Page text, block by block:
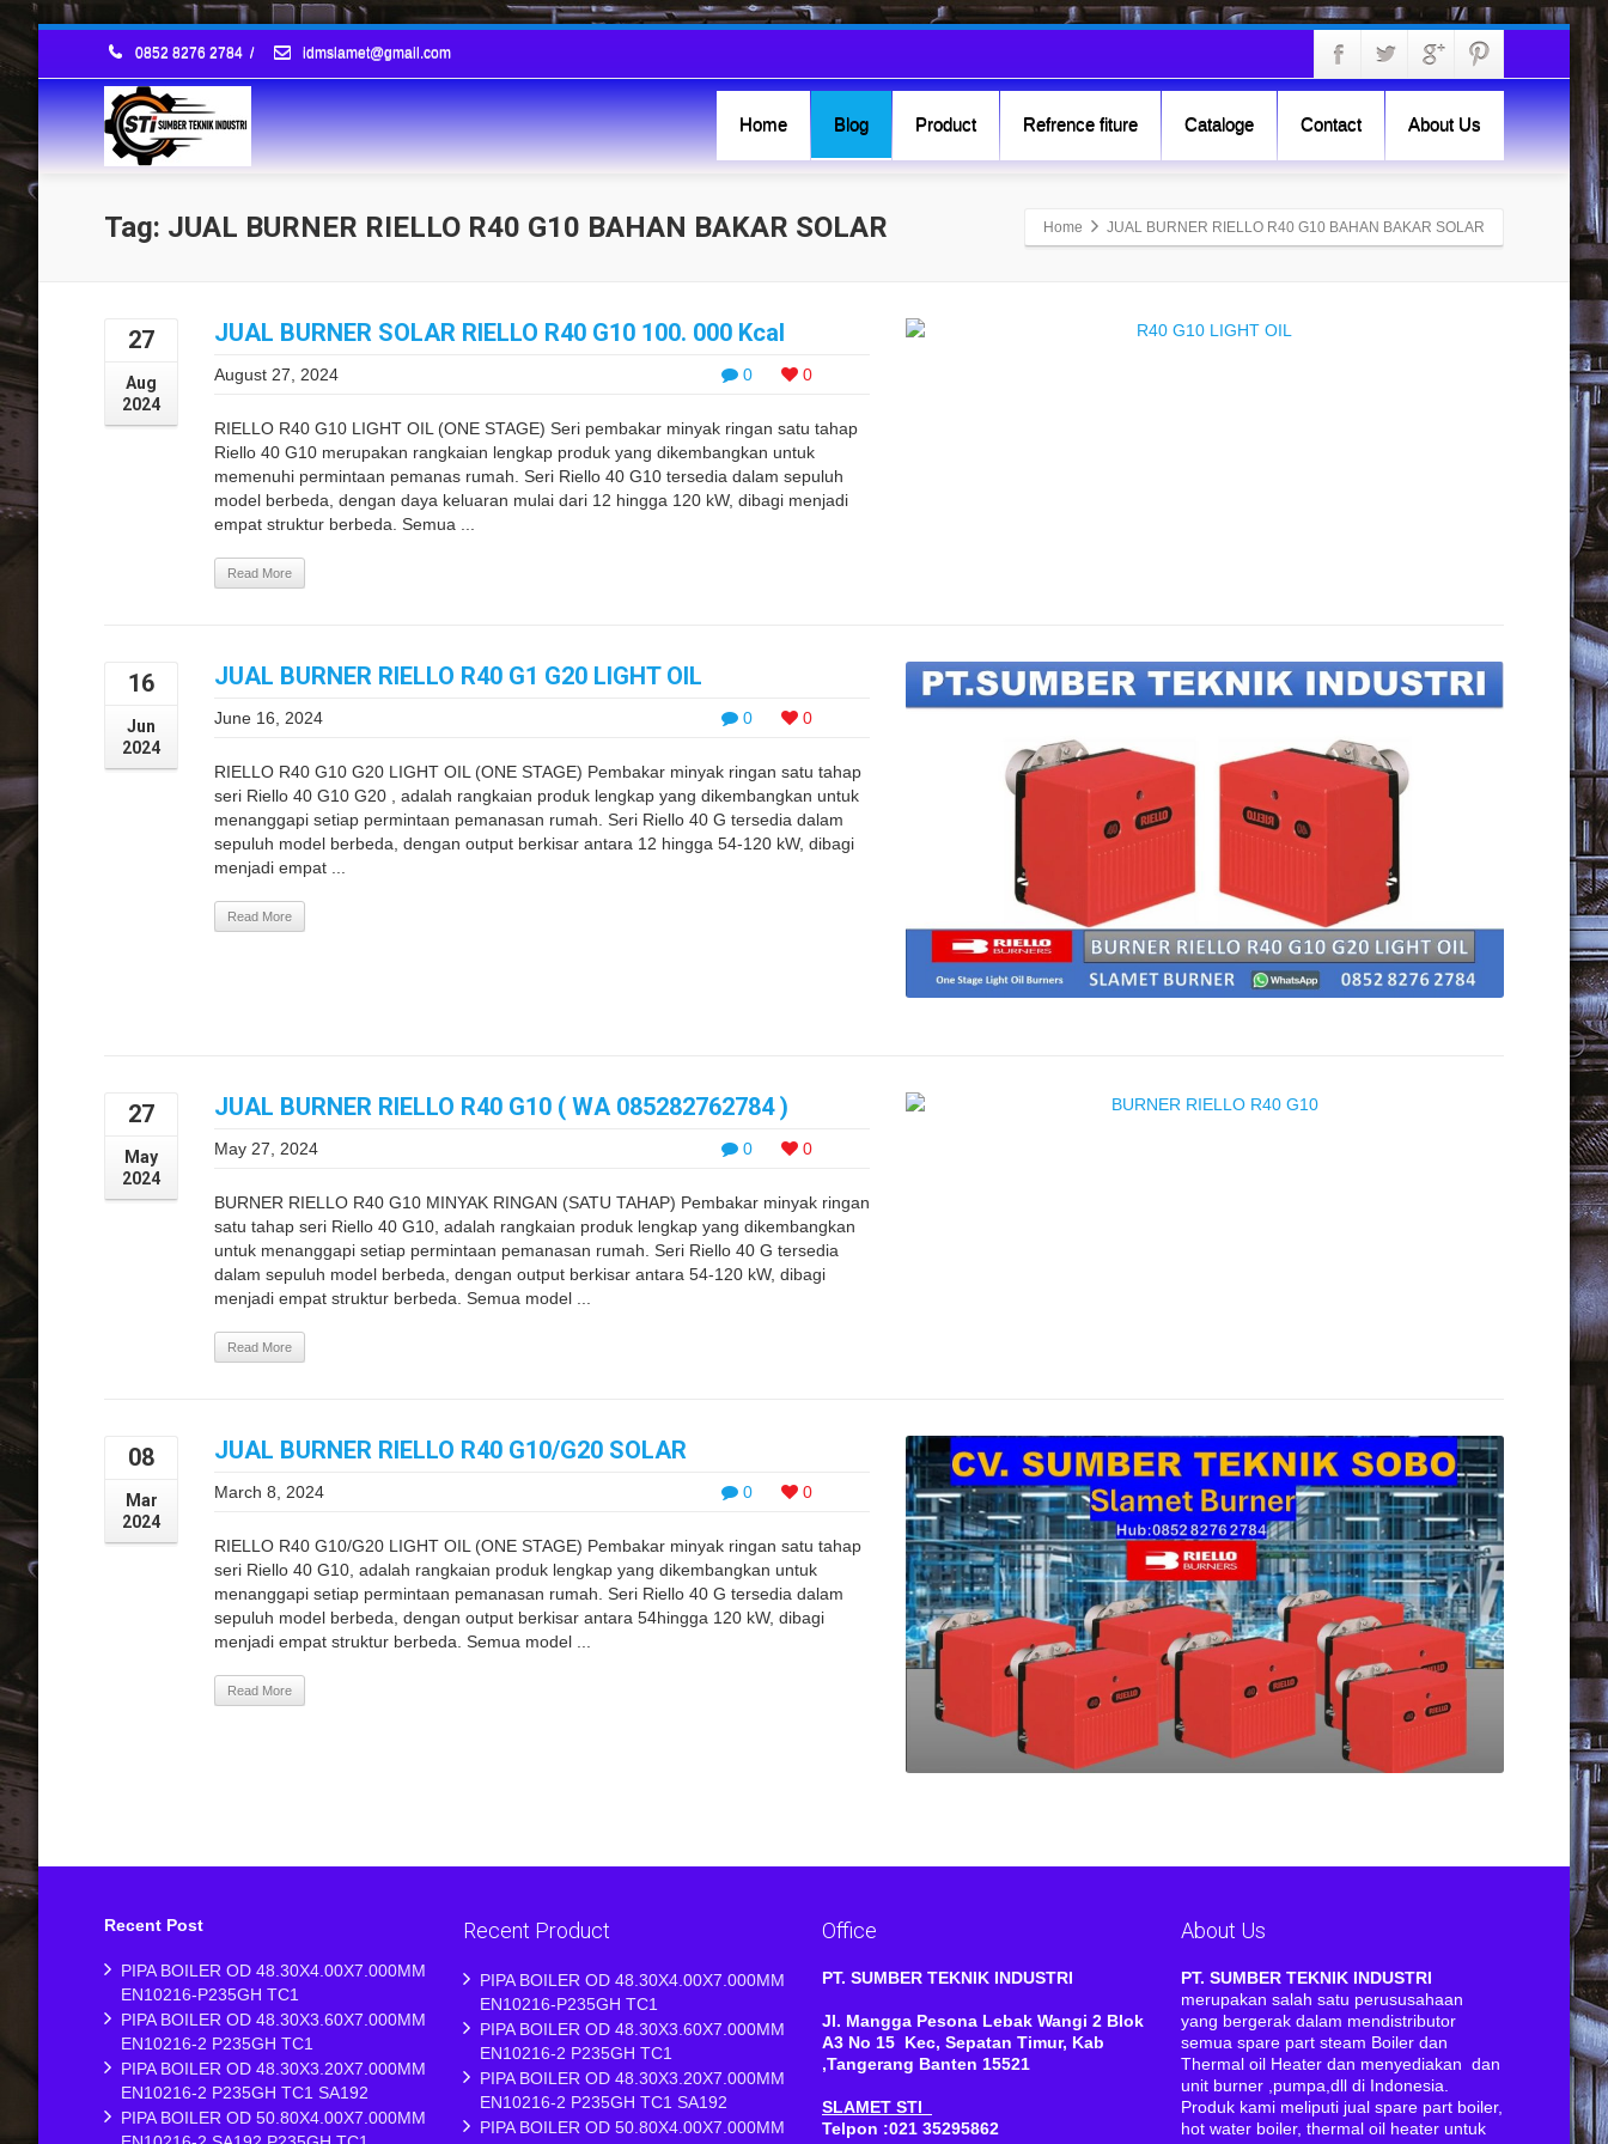
0852 8276 2784 / idmslamet@gmail.com
Home Blog Product Refrence fiture Cataloge Contact About Us
Tag: JUAL BURNER RIELLO R40 G10 BAHAN BAKAR SOLAR Home JUAL BURNER RIELLO R40 G10 BAHAN BAKAR SOLAR
27
Aug
2024
JUAL BURNER SOLAR RIELLO R40 G10 100. 000 Kcal
0 0
August 27, 2024
RIELLO R40 G10 LIGHT OIL (ONE STAGE) Seri pembakar minyak ringan satu tahap
Riello 40 G10 merupakan rangkaian lengkap produk yang dikembangkan untuk
memenuhi permintaan pemanas rumah. Seri Riello 40 G10 tersedia dalam sepuluh
model berbeda, dengan daya keluaran mulai dari 12 hingga 120 kW, dibagi menjadi
empat struktur berbeda. Semua ...
Read More
16
Jun
2024
JUAL BURNER RIELLO R40 G1 G20 LIGHT OIL
0 0
June 16, 2024
RIELLO R40 G10 G20 LIGHT OIL (ONE STAGE) Pembakar minyak ringan satu tahap
seri Riello 40 G10 G20 , adalah rangkaian produk lengkap yang dikembangkan untuk
menanggapi setiap permintaan pemanasan rumah. Seri Riello 40 G tersedia dalam
sepuluh model berbeda, dengan output berkisar antara 12 hingga 54-120 kW, dibagi
menjadi empat ...
Read More
27
May
2024
JUAL BURNER RIELLO R40 G10 ( WA 085282762784 )
0 0
May 27, 2024
BURNER RIELLO R40 G10 MINYAK RINGAN (SATU TAHAP) Pembakar minyak ringan
satu tahap seri Riello 40 G10, adalah rangkaian produk lengkap yang dikembangkan
untuk menanggapi setiap permintaan pemanasan rumah. Seri Riello 40 G tersedia
dalam sepuluh model berbeda, dengan output berkisar antara 54-120 kW, dibagi
menjadi empat struktur berbeda. Semua model ...
Read More
08
Mar
2024
JUAL BURNER RIELLO R40 G10/G20 SOLAR
0 0
March 8, 2024
RIELLO R40 G10/G20 LIGHT OIL (ONE STAGE) Pembakar minyak ringan satu tahap
seri Riello 40 G10, adalah rangkaian produk lengkap yang dikembangkan untuk
menanggapi setiap permintaan pemanasan rumah. Seri Riello 40 G tersedia dalam
sepuluh model berbeda, dengan output berkisar antara 54hingga 120 kW, dibagi
menjadi empat struktur berbeda. Semua model ...
Read More
Recent Post
PIPA BOILER OD 48.30X4.00X7.000MM
EN10216-P235GH TC1
PIPA BOILER OD 48.30X3.60X7.000MM
EN10216-2 P235GH TC1
PIPA BOILER OD 48.30X3.20X7.000MM
EN10216-2 P235GH TC1 SA192
PIPA BOILER OD 50.80X4.00X7.000MM
Recent Product
PIPA BOILER OD 48.30X4.00X7.000MM
EN10216-P235GH TC1
PIPA BOILER OD 48.30X3.60X7.000MM
EN10216-2 P235GH TC1
PIPA BOILER OD 48.30X3.20X7.000MM
EN10216-2 P235GH TC1 SA192
PIPA BOILER OD 50.80X4.00X7.000MM
Office
PT. SUMBER TEKNIK INDUSTRI
Jl. Mangga Pesona Lebak Wangi 2 Blok
A3 No 15 Kec, Sepatan Timur, Kab
,Tangerang Banten 15521
SLAMET STI
Telpon :021 35295862
About Us
PT. SUMBER TEKNIK INDUSTRI
merupakan salah satu perususahaan
yang bergerak dalam mendistributor
semua spare part steam Boiler dan
Thermal oil Heater dan menyediakan dan
unit burner ,pumpa,dll di Indonesia.
Produk kami meliputi jual spare part boiler,
hot water boiler, thermal oil heater untuk